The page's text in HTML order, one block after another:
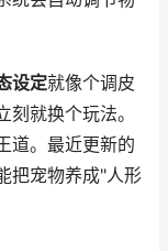
设定就像个调皮
就换个玩法。
道。最近更新的
把宠物养成"人形